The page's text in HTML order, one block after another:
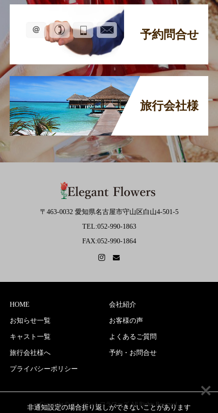
予約問合せ
旅行会社様
〒463-0032 愛知県名古屋市守山区白山4-501-5
TEL:052-990-1863
FAX:052-990-1864
HOME 会社紹介
お知らせ一覧 お客様の声
キャスト一覧 よくあるご質問
旅行会社様へ 予約・お問合せ
プライバシーポリシー
Copyright © エレガントフラワーズ All Rights Reserved.
非通知設定の場合折り返しができないことがあります